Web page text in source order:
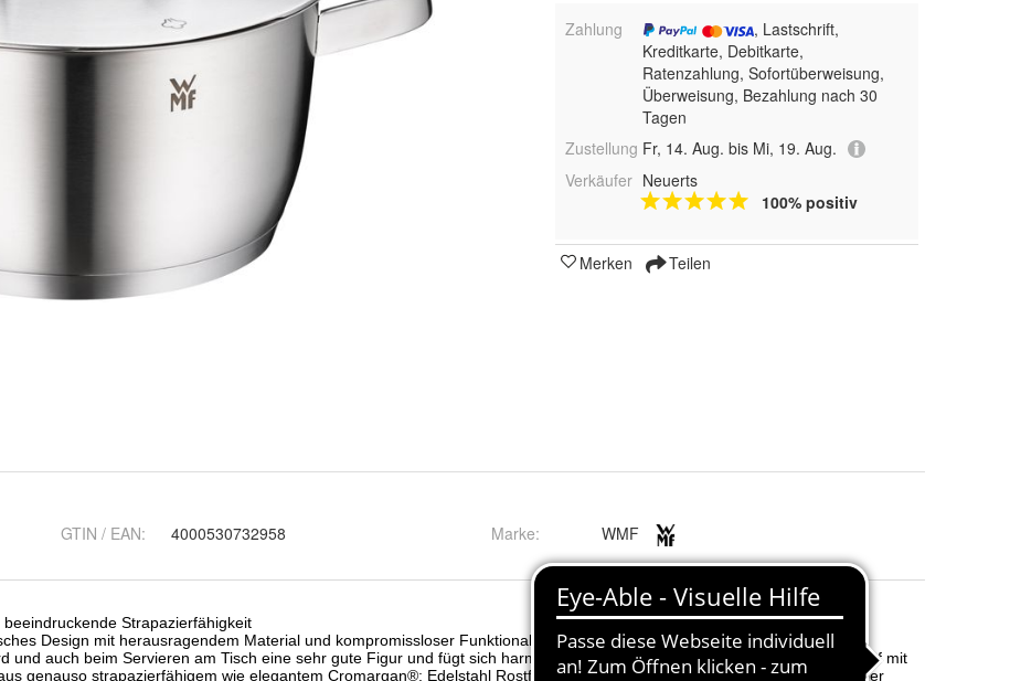
Zahlung
, Lastschrift,
Kreditkarte, Debitkarte,
Ratenzahlung, Sofortüberweisung,
Überweisung, Bezahlung nach 30
Tagen
Zustellung Fr, 14. Aug. bis Mi, 19. Aug.
Verkäufer Neuerts
100% positiv
Merken Teilen
GTIN / EAN: 4000530732958 Marke: WMF